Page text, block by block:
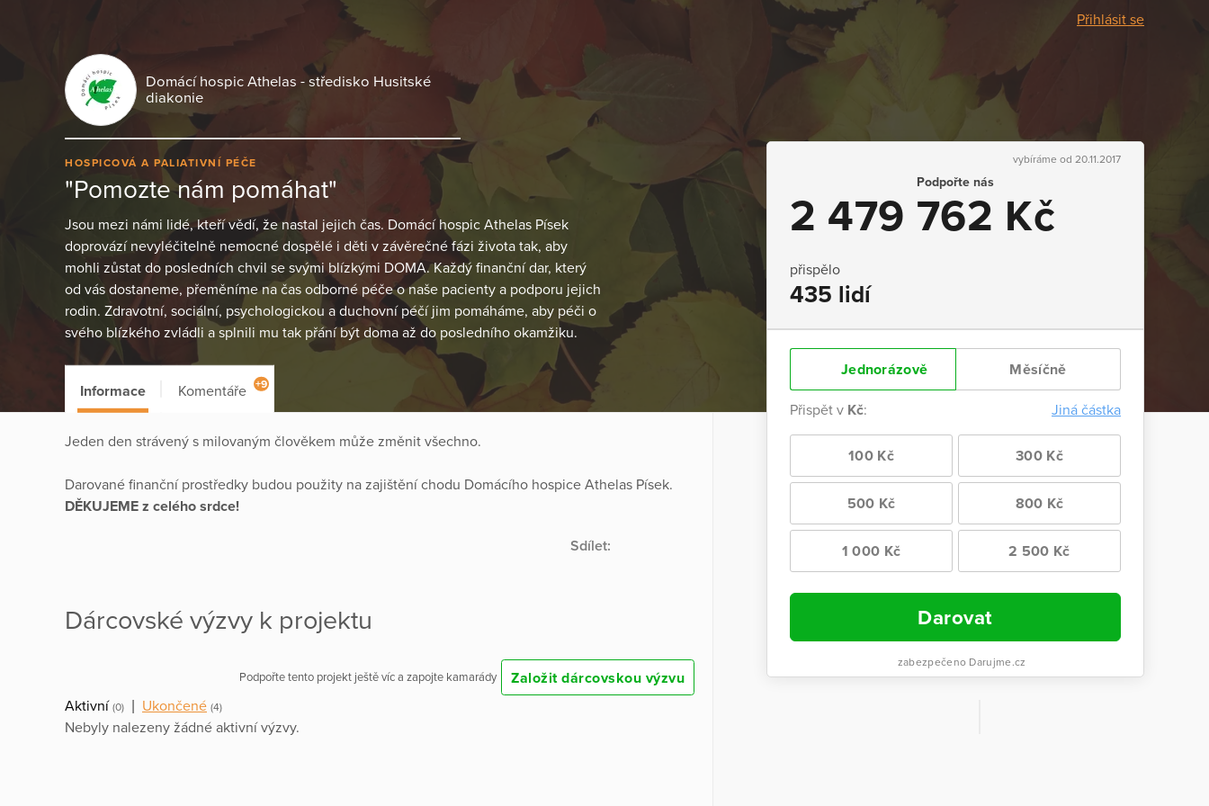
Přihlásit se
Domácí hospic Athelas - středisko Husitské
diakonie
HOSPICOVÁ A PALIATIVNÍ PÉČE
"Pomozte nám pomáhat"
Jsou mezi námi lidé, kteří vědí, že nastal jejich čas. Domácí hospic Athelas Písek
doprovází nevyléčitelně nemocné dospělé i děti v závěrečné fázi života tak, aby
mohli zůstat do posledních chvil se svými blízkými DOMA. Každý finanční dar, který
od vás dostaneme, přeměníme na čas odborné péče o naše pacienty a podporu jejich
rodin. Zdravotní, sociální, psychologickou a duchovní péčí jim pomáháme, aby péči o
svého blízkého zvládli a splnili mu tak přání být doma až do posledního okamžiku.
vybíráme od 20.11.2017
Podpořte nás
2 479 762 Kč
přispělo
435 lidí
Jednorázově Měsíčně
Přispět v Kč: Jiná částka
100 Kč 300 Kč
500 Kč 800 Kč
1 000 Kč 2 500 Kč
Darovat
zabezpečeno Darujme.cz
Informace Komentáře +9
Jeden den strávený s milovaným člověkem může změnit všechno.
Darované finanční prostředky budou použity na zajištění chodu Domácího hospice Athelas Písek.
DĚKUJEME z celého srdce!
Sdílet:
Dárcovské výzvy k projektu
Podpořte tento projekt ještě víc a zapojte kamarády
Založit dárcovskou výzvu
Aktivní (0) Ukončené (4)
Nebyly nalezeny žádné aktivní výzvy.